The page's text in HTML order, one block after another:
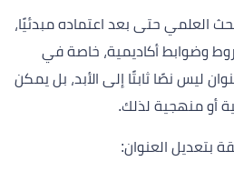
العلمي حتى بعد اعتماده مبدئيًا،
وضوابط أكاديمية، خاصة في
ليس نصًا ثابتًا إلى الأبد، بل يمكن
أو منهجية لذلك.
بتعديل العنوان: